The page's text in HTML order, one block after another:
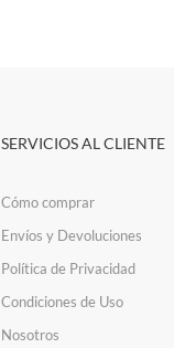
SERVICIOS AL CLIENTE
Cómo comprar
Envíos y Devoluciones
Política de Privacidad
Condiciones de Uso
Nosotros